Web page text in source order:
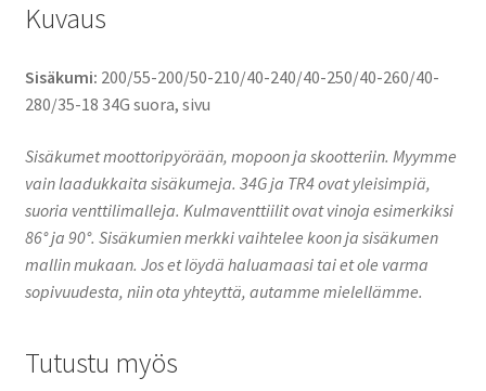
Kuvaus
Sisäkumi: 200/55-200/50-210/40-240/40-250/40-260/40-
280/35-18 34G suora, sivu
Sisäkumet moottoripyörään, mopoon ja skootteriin. Myymme
vain laadukkaita sisäkumeja. 34G ja TR4 ovat yleisimpiä,
suoria venttilimalleja. Kulmaventtiilit ovat vinoja esimerkiksi
86° ja 90°. Sisäkumien merkki vaihtelee koon ja sisäkumen
mallin mukaan. Jos et löydä haluamaasi tai et ole varma
sopivuudesta, niin ota yhteyttä, autamme mielellämme.
Tutustu myös